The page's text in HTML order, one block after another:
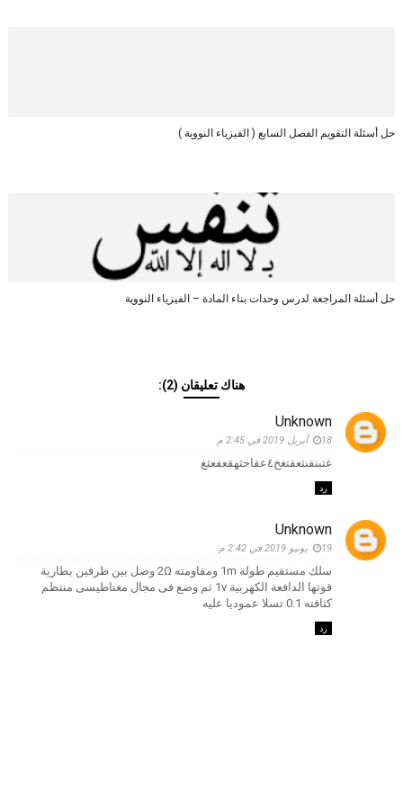
حل أسئلة التقويم الفصل السابع ( الفيزياء النووية )
حل أسئلة المراجعة لدرس وحدات بناء المادة – الفيزياء النووية
هناك تعليقان (2):
Unknown
18 أبريل 2019 في 2:45 م
غتبنقنثعقتغخ٤عقاحثهقعفعثغ
رد
Unknown
19 يونيو 2019 في 2:42 م
سلك مستقيم طولة 1m ومقاومته 2Ω وصل بين طرفين بطارية
قوتها الدافعة الكهربية 1v ثم وضع فى مجال مغناطيسى منتظم
كثافته 0.1 تسلا عموديا عليه
رد